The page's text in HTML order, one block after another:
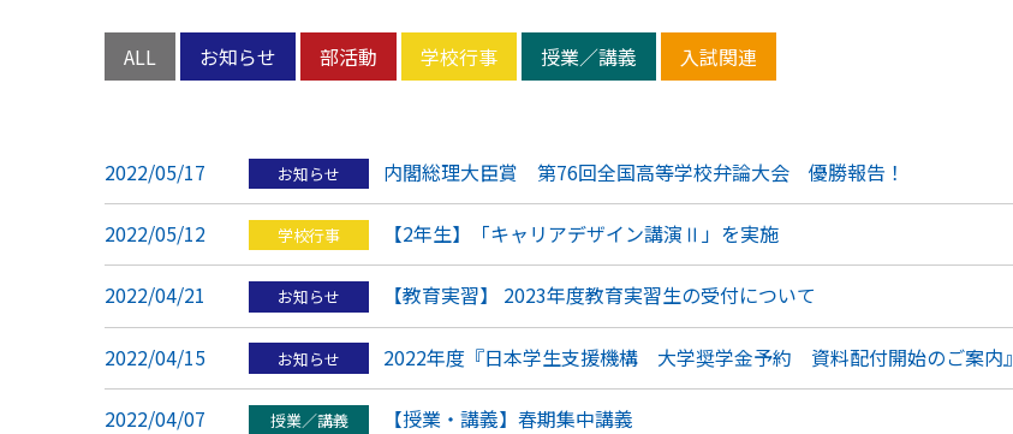
ALL お知らせ 部活動 学校行事 授業／講義 入試関連
2022/05/17 お知らせ 内閣総理大臣賞 第76回全国高等学校弁論大会 優勝報告！
2022/05/12 学校行事 【2年生】「キャリアデザイン講演Ⅱ」を実施
2022/04/21 お知らせ 【教育実習】 2023年度教育実習生の受付について
2022/04/15 お知らせ 2022年度『日本学生支援機構 大学奨学金予約 資料配付開始のご案内』
2022/04/07 授業／講義 【授業・講義】春期集中講義